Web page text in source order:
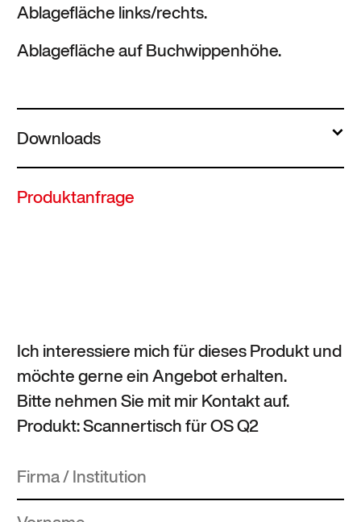
Ablagefläche links/rechts.
Ablagefläche auf Buchwippenhöhe.
Downloads
Produktanfrage
Ich interessiere mich für dieses Produkt und
möchte gerne ein Angebot erhalten.
Bitte nehmen Sie mit mir Kontakt auf.
Produkt: Scannertisch für OS Q2